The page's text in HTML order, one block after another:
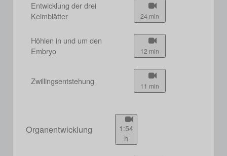
Entwicklung der drei
Keimblätter
24 min
Höhlen in und um den
Embryo
12 min
Zwillingsentstehung 11 min
Organentwicklung
1:54
h